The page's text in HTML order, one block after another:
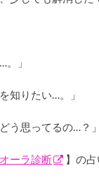
。」
知りたい…。」
う思ってるの…？」
オーラ診断
】の